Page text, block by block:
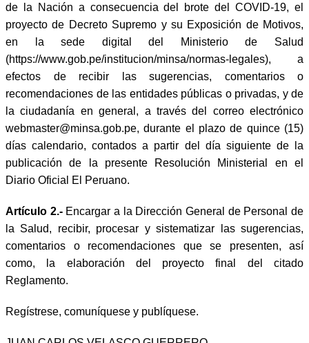
de la Nación a consecuencia del brote del COVID-19, el
proyecto de Decreto Supremo y su Exposición de Motivos,
en la sede digital del Ministerio de Salud
(https://www.gob.pe/institucion/minsa/normas-legales), a
efectos de recibir las sugerencias, comentarios o
recomendaciones de las entidades públicas o privadas, y de
la ciudadanía en general, a través del correo electrónico
webmaster@minsa.gob.pe, durante el plazo de quince (15)
días calendario, contados a partir del día siguiente de la
publicación de la presente Resolución Ministerial en el
Diario Oficial El Peruano.
Artículo 2.- Encargar a la Dirección General de Personal de
la Salud, recibir, procesar y sistematizar las sugerencias,
comentarios o recomendaciones que se presenten, así
como, la elaboración del proyecto final del citado
Reglamento.
Regístrese, comuníquese y publíquese.